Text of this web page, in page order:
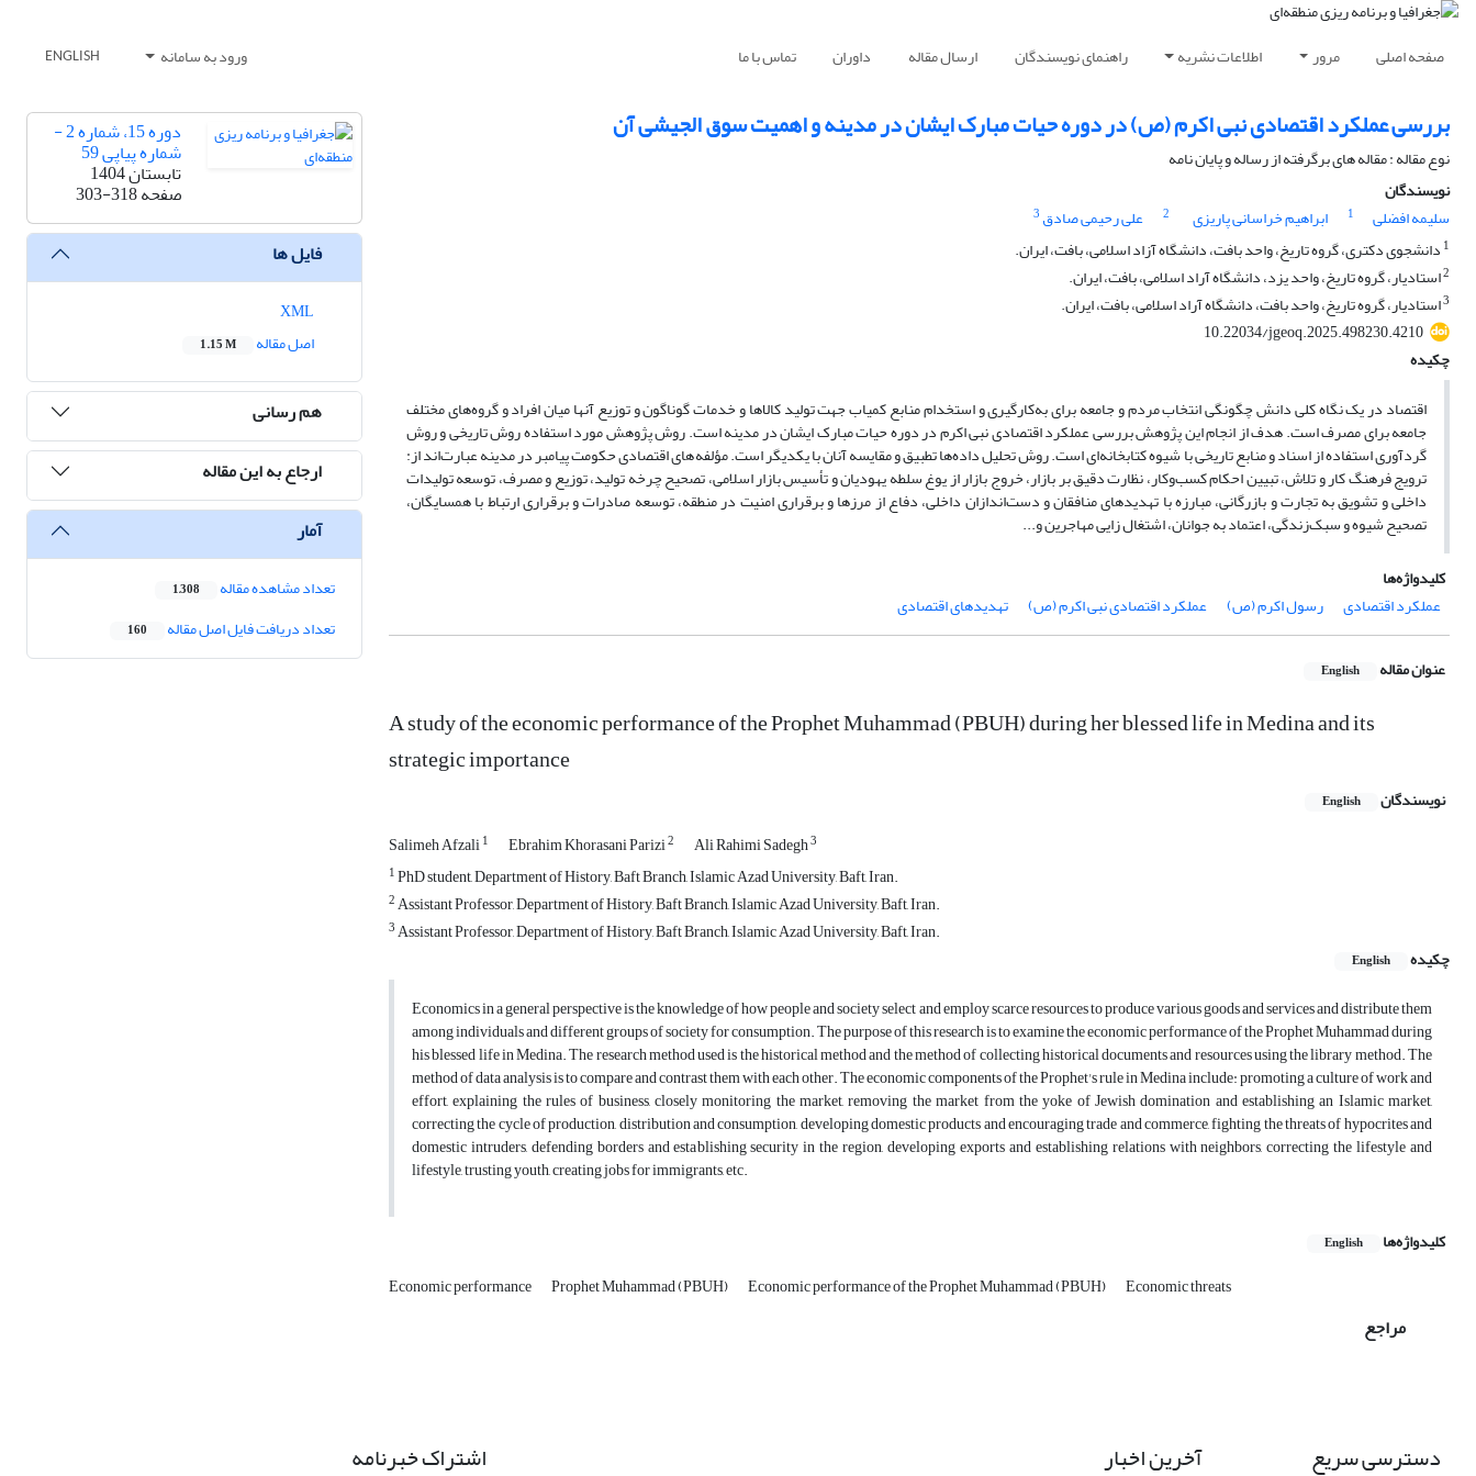
صفحه اصلی مرور اطلاعات نشریه راهنمای نویسندگان ارسال مقاله داوران تماس با ما ورود به سامانه ENGLISH
بررسی عملکرد اقتصادی نبی اکرم (ص) در دوره حیات مبارک ایشان در مدینه و اهمیت سوق الجیشی آن
نوع مقاله : مقاله های برگرفته از رساله و پایان نامه
نویسندگان
سلیمه افضلی
1 ابراهیم خراسانی پاریزی 2 علی رحیمی صادق 3
1 دانشجوی دکتری، گروه تاریخ، واحد بافت، دانشگاه آزاد اسلامی، بافت، ایران.
2استادیار، گروه تاریخ، واحد یزد، دانشگاه آراد اسلامی، بافت، ایران.
3استادیار، گروه تاریخ، واحد بافت، دانشگاه آراد اسلامی، بافت، ایران.
10.22034/jgeoq.2025.498230.4210
چکیده
اقتصاد در یک نگاه کلی دانش چگونگی انتخاب مردم و جامعه برای به‌کارگیری و استخدام منابع کمیاب جهت تولید کالاها و خدمات گوناگون و توزیع آنها میان افراد و گروه‌های مختلف
جامعه برای مصرف است. هدف از انجام این پژوهش بررسی عملکرد اقتصادی نبی اکرم در دوره حیات مبارک ایشان در مدینه است. روش پژوهش مورد استفاده روش تاریخی و روش
گردآوری استفاده از اسناد و منابع تاریخی با شیوه کتابخانه‌ای است. روش تحلیل داده‌ها تطبیق و مقایسه آنان با یکدیگر است. مؤلفه‌های اقتصادی حکومت پیامبر در مدینه عبارت‌اند از:
ترویج فرهنگ کار و تلاش، تبیین احکام کسب‌وکار، نظارت دقیق بر بازار، خروج بازار از یوغ سلطه یهودیان و تأسیس بازار اسلامی، تصحیح چرخه تولید، توزیع و مصرف، توسعه تولیدات
داخلی و تشویق به تجارت و بازرگانی، مبارزه با تهدیدهای منافقان و دست‌اندازان داخلی، دفاع از مرزها و برقراری امنیت در منطقه، توسعه صادرات و برقراری ارتباط با همسایگان،
تصحیح شیوه و سبک‌زندگی، اعتماد به جوانان، اشتغال زایی مهاجرین و...
کلیدواژه‌ها
عملکرد اقتصادی
رسول اکرم (ص) عملکرد اقتصادی نبی اکرم (ص) تهدید‌های اقتصادی
عنوان مقاله English
A study of the economic performance of the Prophet Muhammad (PBUH) during her blessed life in Medina and its
strategic importance
نویسندگان English
Salimeh Afzali1 Ebrahim Khorasani Parizi2 Ali Rahimi Sadegh3
1PhD student, Department of History, Baft Branch, Islamic Azad University, Baft, Iran.
2Assistant Professor, Department of History, Baft Branch, Islamic Azad University, Baft, Iran.
3Assistant Professor, Department of History, Baft Branch, Islamic Azad University, Baft, Iran.
چکیده
English
Economics in a general perspective is the knowledge of how people and society select and employ scarce resources to produce various goods and services and distribute them
among individuals and different groups of society for consumption. The purpose of this research is to examine the economic performance of the Prophet Muhammad during
his blessed life in Medina. The research method used is the historical method and the method of collecting historical documents and resources using the library method. The
method of data analysis is to compare and contrast them with each other. The economic components of the Prophet's rule in Medina include: promoting a culture of work and
effort, explaining the rules of business, closely monitoring the market, removing the market from the yoke of Jewish domination and establishing an Islamic market,
correcting the cycle of production, distribution and consumption, developing domestic products and encouraging trade and commerce, fighting the threats of hypocrites and
domestic intruders, defending borders and establishing security in the region, developing exports and establishing relations with neighbors, correcting the lifestyle and
lifestyle, trusting youth, creating jobs for immigrants, etc.
کلیدواژه‌ها English
Economic performance Prophet Muhammad (PBUH) Economic performance of the Prophet Muhammad (PBUH) Economic threats
مراجع
دوره 15، شماره 2 -
شماره پیاپی 59
تابستان 1404
صفحه303-318
فایل ها
اصل مقاله
1.15 M
هم رسانی
ارجاع به این مقاله
آمار
تعداد مشاهده مقاله 1,308
تعداد دریافت فایل اصل مقاله 160
دسترسی سریع آخرین اخبار اشتراک خبرنامه